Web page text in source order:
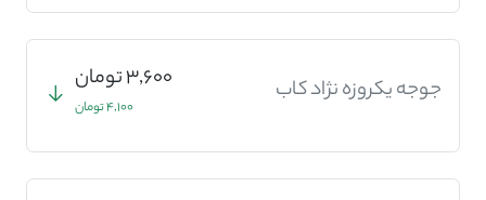
جوجه یکروزه نژاد کاب 3,600 تومان
4,100 تومان